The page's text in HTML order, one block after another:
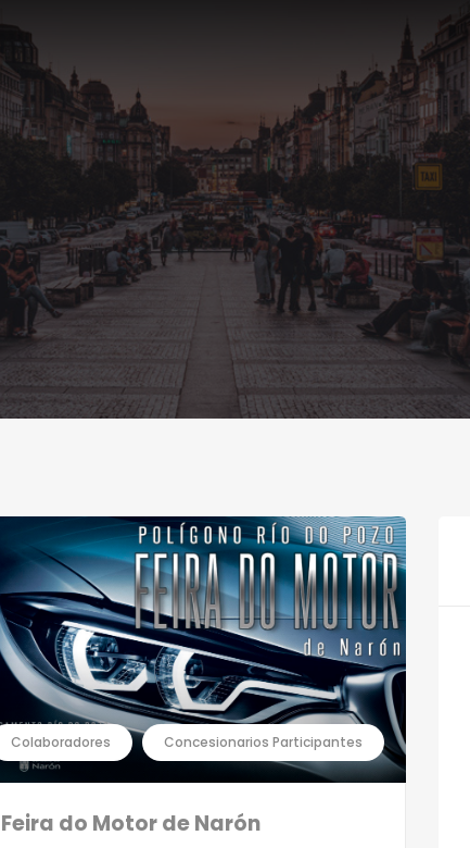
Concesionarios Participantes
Colaboradores
Feira do Motor de Narón